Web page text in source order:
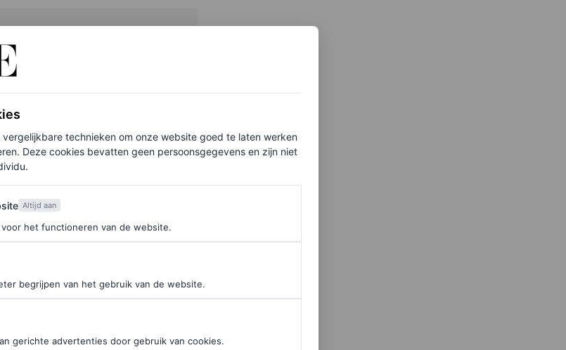
de Vogue-nieuwsbrief.
een man die na een lange
rijke Amerikaanse buitenwijk.
naar zwembad te hoppen.
technieken om onze website goed te laten werken
Deze cookies bevatten geen persoonsgegevens en zijn niet
Altijd aan
het functioneren van de website.
begrijpen van het gebruik van de website.
gerichte advertenties door gebruik van cookies.